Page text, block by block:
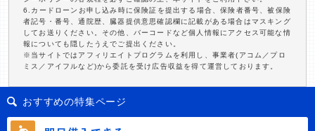
6.カードローンお申し込み時に保険証を提出する場合、保険者番号、被保険
者記号・番号、通院歴、臓器提供意思確認欄に記載がある場合はマスキング
してお送りください。その他、バーコードなど個人情報にアクセス可能な情
報についても隠したうえでご提出ください。
※当サイトではアフィリエイトプログラムを利用し、事業者(アコム／プロ
ミス／アイフルなど)から委託を受け広告収益を得て運営しております。
おすすめの特集ページ